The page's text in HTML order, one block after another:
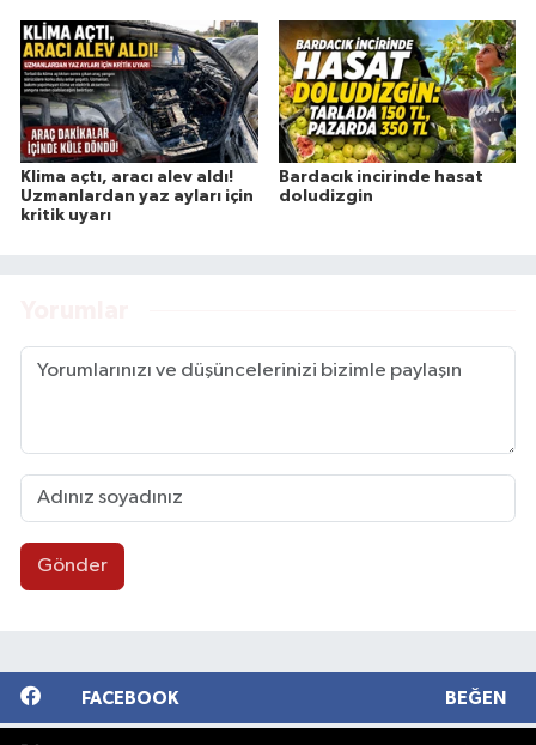
Klima açtı, aracı alev aldı!
Uzmanlardan yaz ayları için
kritik uyarı
Bardacık incirinde hasat
doludizgin
Gönder
FACEBOOK BEĞEN